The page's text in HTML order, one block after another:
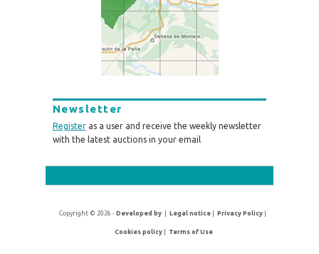
Newsletter
Registeras a user and receive the weekly newsletter
with the latest auctions in your email
Copyright © 2026 -Developed by |Legal notice |Privacy Policy
Cookies policy| Terms of Use